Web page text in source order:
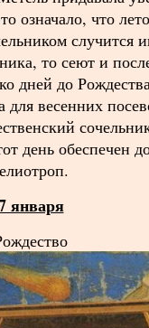
означало, что
случится
то сеют и
дней до
для весенних
день обеспечен
января